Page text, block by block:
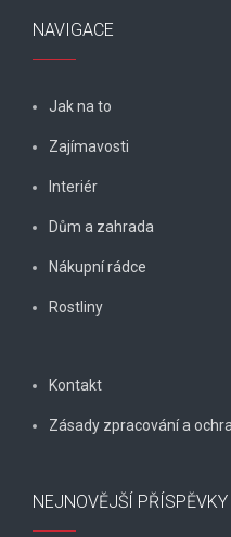
NAVIGACE
Jak na to
Zajímavosti
Interiér
Dům a zahrada
Nákupní rádce
Rostliny
Kontakt
Zásady zpracování a
NEJNOVĚJŠÍ PŘÍSPĚVKY